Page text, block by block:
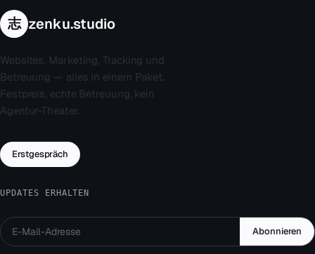
志 zenku.studio
Websites, Marketing, Tracking und
Betreuung — alles in einem Paket.
Festpreis, echte Betreuung, kein
Agentur-Theater.
Erstgespräch
UPDATES ERHALTEN
Abonnieren